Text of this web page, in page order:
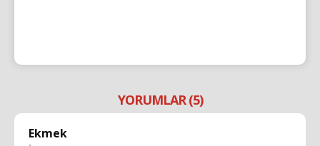
YORUMLAR (5)
Ekmek